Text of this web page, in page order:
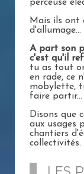
perceuse
Mais ils ont
d'allumage...
A part son
c'est qu'il
tu as tout
en rade, ce
mobylette,
faire partir...
Disons que
aux usages
chantiers
collectivités.